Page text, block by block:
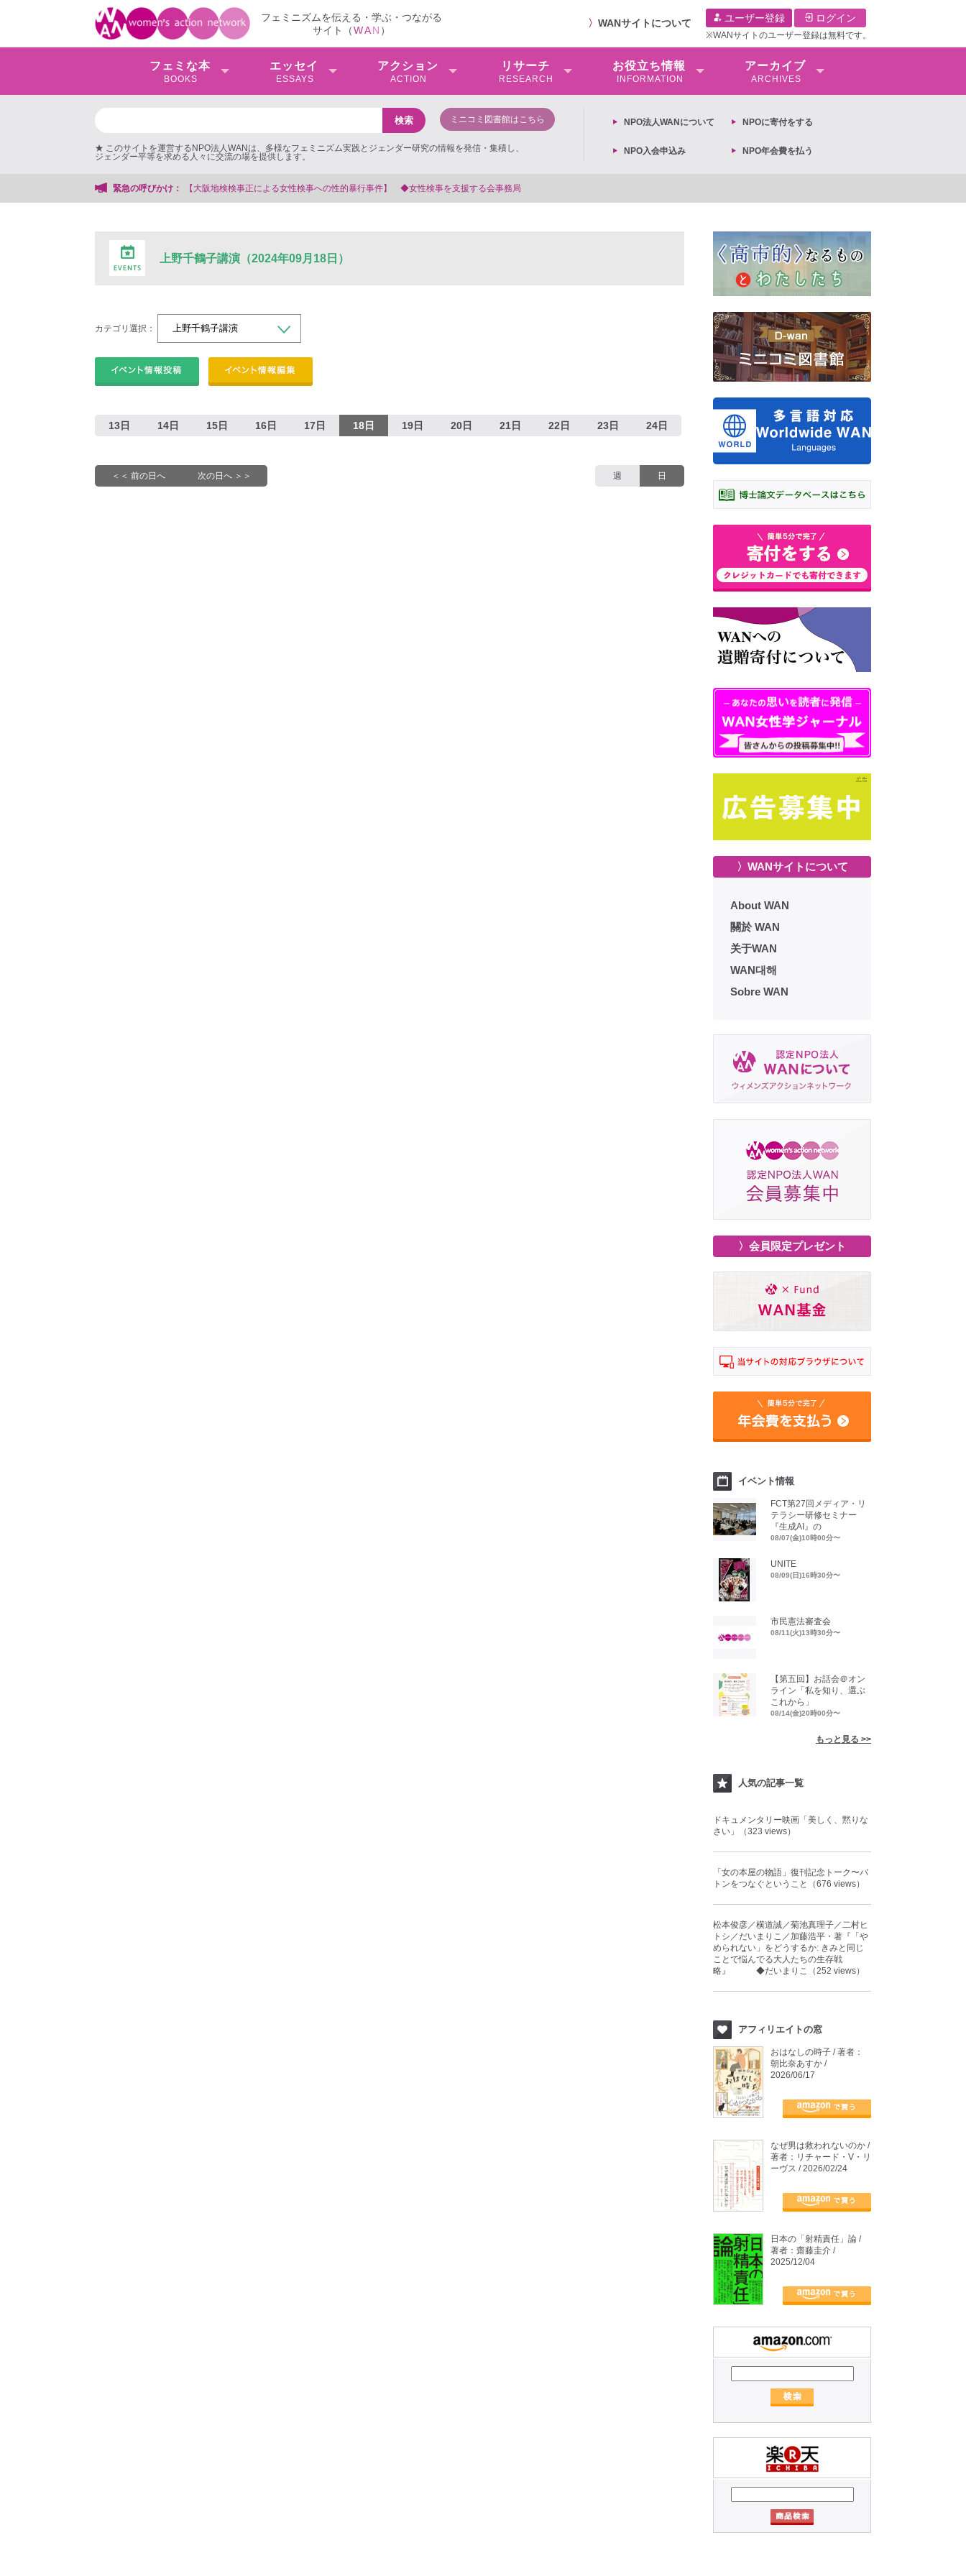
フェミニズムを伝える・学ぶ・つながる
サイト（WAN ）
〉 WANサイトについて ユーザー登録 ログイン
※WANサイトのユーザー登録は無料です。
フェミな本
BOOKS
エッセイ
ESSAYS
アクション
ACTION
リサーチ
RESEARCH
お役⽴ち情報
INFORMATION
アーカイブ
ARCHIVES
ミニコミ図書館はこちら
★ このサイトを運営するNPO法人WANは、多様なフェミニズム実践とジェンダー研究の情報を発信・集積し、
ジェンダー平等を求める人々に交流の場を提供します。
NPO法⼈WANについて NPOに寄付をする
NPO入会申込み NPO年会費を払う
緊急の呼びかけ：
【大阪地検検事正による女性検事への性的暴行事件】 ◆女性検事を支援する会事務局
上野千鶴子講演（2024年09月18日）
カテゴリ選択：
13日 14日 15日 16日 17日 18日 19日 20日 21日 22日 23日 24日
＜＜ 前の日へ 次の日へ ＞＞ 週 日
〉WANサイトについて
About WAN
關於 WAN
关于WAN
WAN대해
Sobre WAN
〉会員限定プレゼント
イベント情報
FCT第27回メディア・リ
テラシー研修セミナー
『生成AI』の
08/07(金)10時00分〜
UNITE
08/09(日)16時30分〜
市民憲法審査会
08/11(火)13時30分〜
【第五回】お話会＠オン
ライン「私を知り、選ぶ
これから」
08/14(金)20時00分〜
もっと見る >>
人気の記事一覧
ドキュメンタリー映画「美しく、黙りな
さい」（323 views）
「女の本屋の物語」復刊記念トーク〜バ
トンをつなぐということ（676 views）
松本俊彦／横道誠／菊池真理子／二村ヒ
トシ／だいまりこ／加藤浩平・著『「や
められない」をどうするか: きみと同じ
ことで悩んでる大人たちの生存戦
略』 ◆だいまりこ（252 views）
アフィリエイトの窓
おはなしの時子 / 著者：
朝比奈あすか /
2026/06/17
なぜ男は救われないのか /
著者：リチャード・V・リ
ーヴス / 2026/02/24
日本の「射精責任」論 /
著者：齋藤圭介 /
2025/12/04